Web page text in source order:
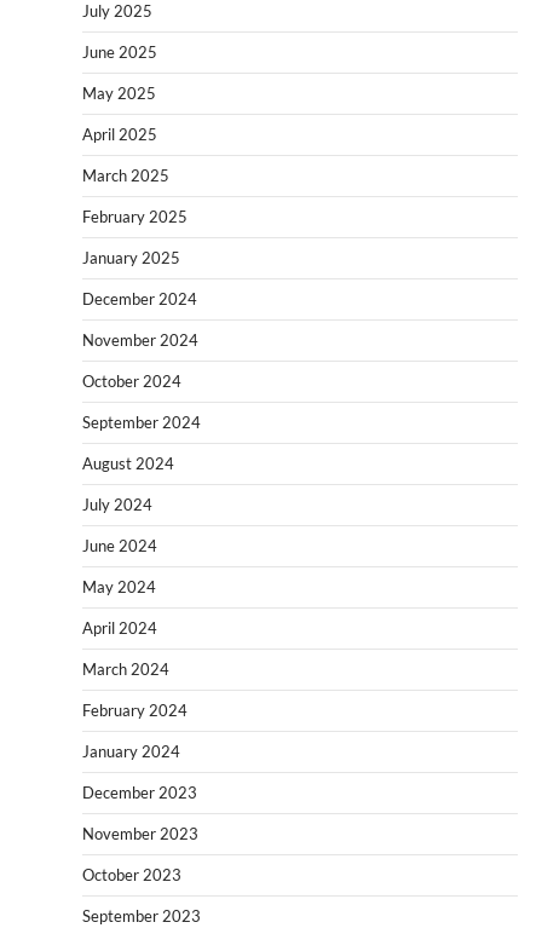
July 2025
June 2025
May 2025
April 2025
March 2025
February 2025
January 2025
December 2024
November 2024
October 2024
September 2024
August 2024
July 2024
June 2024
May 2024
April 2024
March 2024
February 2024
January 2024
December 2023
November 2023
October 2023
September 2023